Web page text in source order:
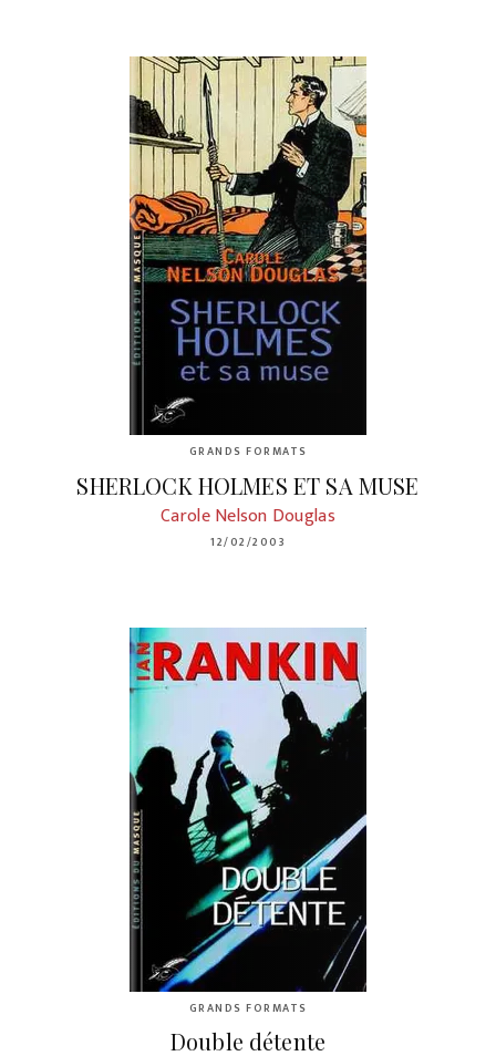
GRANDS FORMATS
SHERLOCK HOLMES ET SA MUSE
Carole Nelson Douglas
12/02/2003
GRANDS FORMATS
Double détente